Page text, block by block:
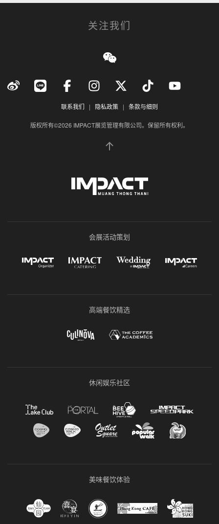
关注我们
联系我们 | 隐私政策 | 条款与细则
版权所有©2026 IMPACT展览管理有限公司。保留所有权利。
会展活动策划
高端餐饮精选
休闲娱乐社区
美味餐饮体验